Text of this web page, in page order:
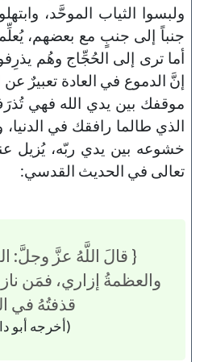
ولبسوا الثياب الموحَّد،
جنباً إلى جنبٍ مع بعضهم،
أما ترى إلى الحُجِّاج وهُم
إنَّ الدموع في العادة تعبيرٌ
موقفك بين يدي الله فهي
الذي طالما رافقك في
خشوعه بين يدي ربّه، يُزيل
تعالى في الحديث القدسي:
{ قالَ اللَّهُ عزَّ وجلَّ:
والعظمةُ إزاري، فمَن
قذفتُهُ في
(أخرجه أبو